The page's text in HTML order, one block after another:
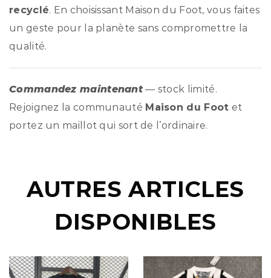
recyclé. En choisissant Maison du Foot, vous faites
un geste pour la planète sans compromettre la
qualité.
Commandez maintenant — stock limité.
Rejoignez la communauté Maison du Foot et
portez un maillot qui sort de l’ordinaire.
AUTRES ARTICLES
DISPONIBLES